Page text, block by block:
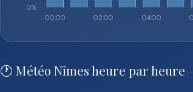
🕐 Météo Nîmes heure par heure